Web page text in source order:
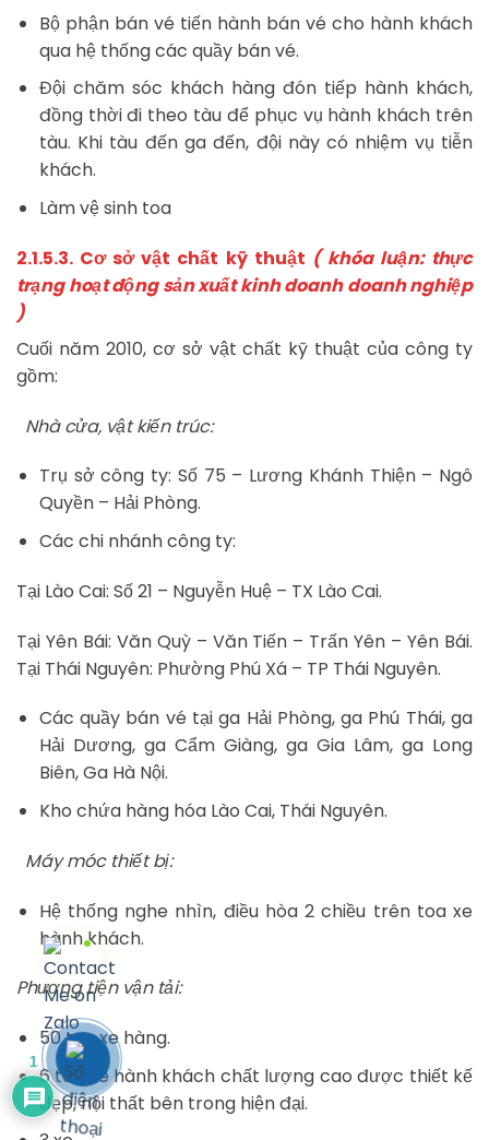
Bộ phận bán vé tiến hành bán vé cho hành khách
qua hệ thống các quầy bán vé.
Đội chăm sóc khách hàng đón tiếp hành khách,
đồng thời đi theo tàu để phục vụ hành khách trên
tàu. Khi tàu đến ga đến, đội này có nhiệm vụ tiễn
khách.
Làm vệ sinh toa
2.1.5.3. Cơ sở vật chất kỹ thuật ( khóa luận: thực
trạng hoạt động sản xuất kinh doanh doanh nghiệp
)
Cuối năm 2010, cơ sở vật chất kỹ thuật của công ty
gồm:
Nhà cửa, vật kiến trúc:
Trụ sở công ty: Số 75 – Lương Khánh Thiện – Ngô
Quyền – Hải Phòng.
Các chi nhánh công ty:
Tại Lào Cai: Số 21 – Nguyễn Huệ – TX Lào Cai.
Tại Yên Bái: Văn Quỳ – Văn Tiến – Trấn Yên – Yên Bái.
Tại Thái Nguyên: Phường Phú Xá – TP Thái Nguyên.
Các quầy bán vé tại ga Hải Phòng, ga Phú Thái, ga
Hải Dương, ga Cẩm Giàng, ga Gia Lâm, ga Long
Biên, Ga Hà Nội.
Kho chứa hàng hóa Lào Cai, Thái Nguyên.
Máy móc thiết bị:
Hệ thống nghe nhìn, điều hòa 2 chiều trên toa xe
hành khách.
Phương tiện vận tải:
50 toa xe hàng.
6 toa xe hành khách chất lượng cao được thiết kế
đẹp, nội thất bên trong hiện đại.
1